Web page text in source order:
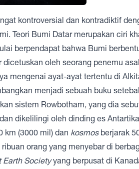
kontroversial dan kontradiktif
Teori Bumi Datar merupakan ciri
berpendapat bahwa Bumi
oleh seorang penemu
mengenai ayat-ayat tertentu di
menjadi sebuah buku
sistem Rowbotham, yang dia
dan dikelilingi oleh dinding es Antartika
km (3000 mil) dan kosmosberjarak
orang yang menyebar di
Earth Societyyang berpusat di